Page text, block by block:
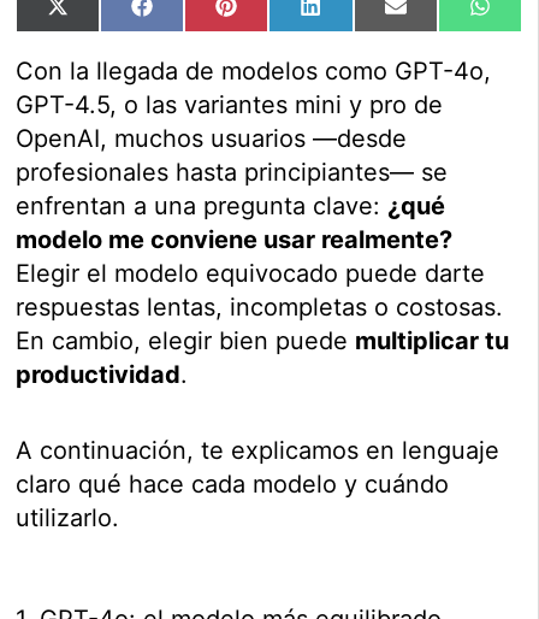
Compartir
en
X
Compartir
en
FacebookCompartir
en
PinterestCompartir
en
LinkedInCompartir
en
Email
en
Con la llegada de modelos como GPT-4o,
GPT-4.5, o las variantes mini y pro de
OpenAI, muchos usuarios —desde
profesionales hasta principiantes— se
enfrentan a una pregunta clave: ¿qué
modelo me conviene usar realmente?
Elegir el modelo equivocado puede darte
respuestas lentas, incompletas o costosas.
En cambio, elegir bien puede multiplicar tu
productividad.
A continuación, te explicamos en lenguaje
claro qué hace cada modelo y cuándo
utilizarlo.